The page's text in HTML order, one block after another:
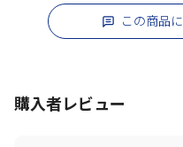
この商品
購入者レビュー